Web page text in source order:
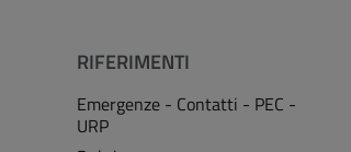
RIFERIMENTI
Emergenze - Contatti - PEC -
URP